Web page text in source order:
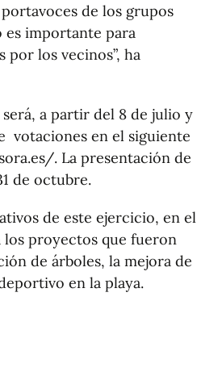
de los grupos
es importante para
por los vecinos”, ha
a partir del 8 de julio y
votaciones en el siguiente
. La presentación de
de octubre.
de este ejercicio, en el
los proyectos que fueron
de árboles, la mejora de
en la playa.